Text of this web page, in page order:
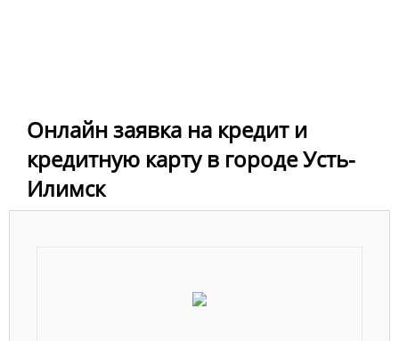
Онлайн заявка на кредит и
кредитную карту в городе Усть-
Илимск